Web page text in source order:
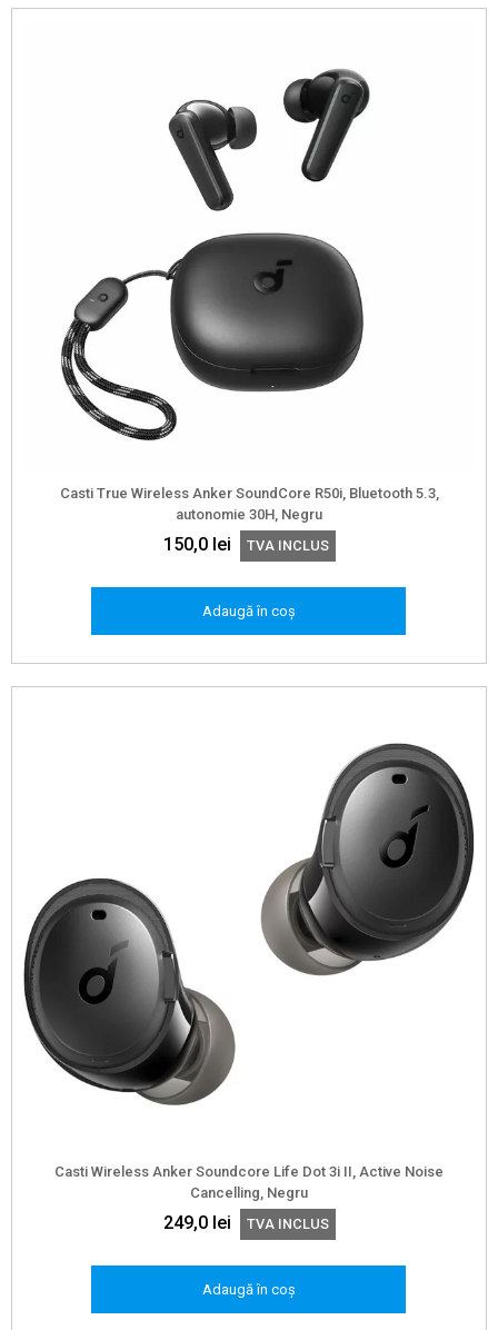
Casti True Wireless Anker SoundCore R50i, Bluetooth 5.3,
autonomie 30H, Negru
150,0 lei TVA INCLUS
Adaugă în coș
Casti Wireless Anker Soundcore Life Dot 3i II, Active Noise
Cancelling, Negru
249,0 lei TVA INCLUS
Adaugă în coș